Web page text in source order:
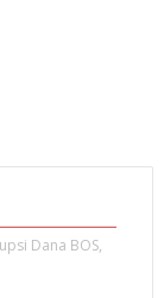
Dana BOS,